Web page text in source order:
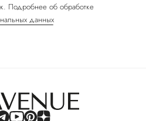
Подробнее об обработке
данных